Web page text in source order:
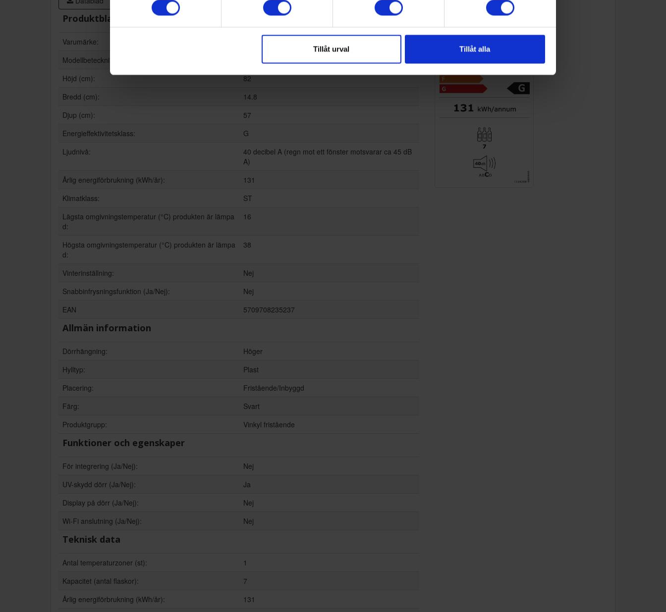
Tillåt urval Tillåt alla
Produktblad:
Varumärke:
Modellbeteckning:
VS 50781-92 B
Höjd (cm):
82
Bredd (cm):
14.8
Djup (cm):
57
Energieffektivitetsklass:
G
Ljudnivå:
40 decibel A (regn mot ett fönster motsvarar ca 45 dB
A)
Årlig energiförbrukning (kWh/år):
131
Klimatklass:
ST
Lägsta omgivningstemperatur (°C) produkten är lämpa
d:
16
Högsta omgivningstemperatur (°C) produkten är lämpa
d:
38
Vinterinställning:
Nej
Snabbinfrysningsfunktion (Ja/Nej):
Nej
EAN
5709708235237
Allmän information
Dörrhängning:
Höger
Hylltyp:
Plast
Placering:
Fristående/Inbyggd
Färg:
Svart
Produktgrupp:
Vinkyl fristående
Funktioner och egenskaper
För integrering (Ja/Nej):
Nej
UV-skydd dörr (Ja/Nej):
Ja
Display på dörr (Ja/Nej):
Nej
Wi-Fi anslutning (Ja/Nej):
Nej
Teknisk data
Antal temperaturzoner (st):
1
Kapacitet (antal flaskor):
7
Årlig energiförbrukning (kWh/år):
131